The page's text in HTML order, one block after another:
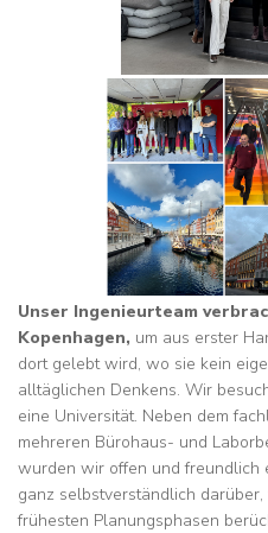
Unser Ingenieurteam
Kopenhagen, um aus erster
dort gelebt wird, wo sie kein
alltäglichen Denkens. Wir
eine Universität. Neben dem
mehreren Bürohaus- und
wurden wir offen und freundlich
ganz selbstverständlich
frühesten Planungsphasen